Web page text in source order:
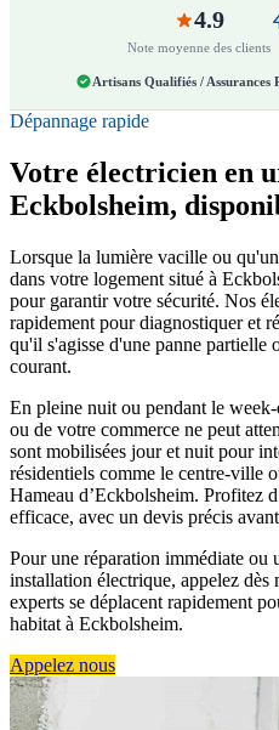
4.9
Note moyenne des clients
Artisans Qualifiés / Assurances
Dépannage rapide
Votre électricien en
Eckbolsheim,
Lorsque la lumière vacille ou
dans votre logement situé à
pour garantir votre sécurité. Nos
rapidement pour diagnostiquer et
qu'il s'agisse d'une panne partielle
courant.
En pleine nuit ou pendant le
ou de votre commerce ne peut
sont mobilisées jour et nuit pour
résidentiels comme le centre-ville
Hameau d’Eckbolsheim. Profitez
efficace, avec un devis précis
Pour une réparation immédiate ou
installation électrique, appelez
experts se déplacent rapidement
habitat à Eckbolsheim.
Appelez nous